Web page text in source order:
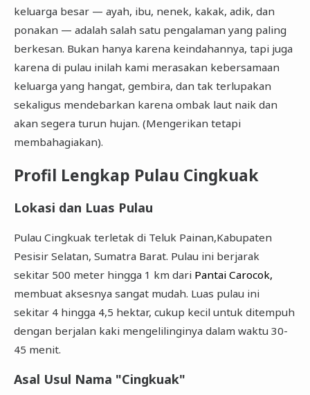
keluarga besar — ayah, ibu, nenek, kakak, adik, dan
ponakan — adalah salah satu pengalaman yang paling
berkesan. Bukan hanya karena keindahannya, tapi juga
karena di pulau inilah kami merasakan kebersamaan
keluarga yang hangat, gembira, dan tak terlupakan
sekaligus mendebarkan karena ombak laut naik dan
akan segera turun hujan. (Mengerikan tetapi
membahagiakan).
Profil Lengkap Pulau Cingkuak
Lokasi dan Luas Pulau
Pulau Cingkuak terletak di Teluk Painan,Kabupaten
Pesisir Selatan, Sumatra Barat. Pulau ini berjarak
sekitar 500 meter hingga 1 km dari Pantai Carocok,
membuat aksesnya sangat mudah. Luas pulau ini
sekitar 4 hingga 4,5 hektar, cukup kecil untuk ditempuh
dengan berjalan kaki mengelilinginya dalam waktu 30-
45 menit.
Asal Usul Nama "Cingkuak"